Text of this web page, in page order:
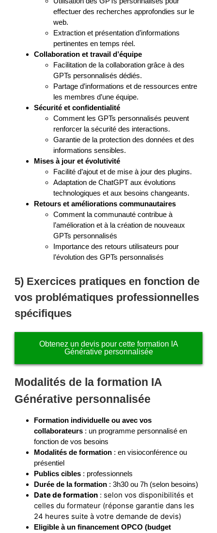
effectuer des recherches approfondies sur le
web.
Extraction et présentation d’informations
pertinentes en temps réel.
Collaboration et travail d’équipe
Facilitation de la collaboration grâce à des
GPTs personnalisés dédiés.
Partage d’informations et de ressources entre
les membres d’une équipe.
Sécurité et confidentialité
Comment les GPTs personnalisés peuvent
renforcer la sécurité des interactions.
Garantie de la protection des données et des
informations sensibles.
Mises à jour et évolutivité
Facilité d’ajout et de mise à jour des plugins.
Adaptation de ChatGPT aux évolutions
technologiques et aux besoins changeants.
Retours et améliorations communautaires
Comment la communauté contribue à
l’amélioration et à la création de nouveaux
GPTs personnalisés
Importance des retours utilisateurs pour
l’évolution des GPTs personnalisés
5) Exercices pratiques en fonction de
vos problématiques professionnelles
spécifiques
Obtenez un devis pour cette formation IA
Générative personnalisée
Modalités de la formation IA
Générative personnalisée
Formation individuelle ou avec vos
collaborateurs : un programme personnalisé en
fonction de vos besoins
Modalités de formation : en visioconférence ou
présentiel
Publics cibles : professionnels
Durée de la formation : 3h30 ou 7h (selon besoins)
Date de formation : selon vos disponibilités et
celles du formateur (réponse garantie dans les
24 heures suite à votre demande de devis)
Eligible à un financement OPCO (budget